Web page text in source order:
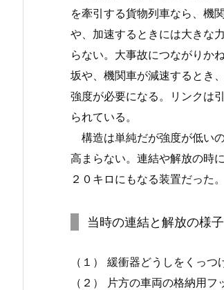
を牽引する貨物列車なら、機
や、加速するときには大きな
らない。大事故につながりか
坂や、機関車が減速するとき
強度が必要になる。リンクは
られている。
構造は単純だが強度が低い
高まらない。連結や解放の時
２０キロにもなる装置だった。
当時の連結と解放の様子
（１） 緩衝器どうしをくっ
（２） 片方の車両の格納用